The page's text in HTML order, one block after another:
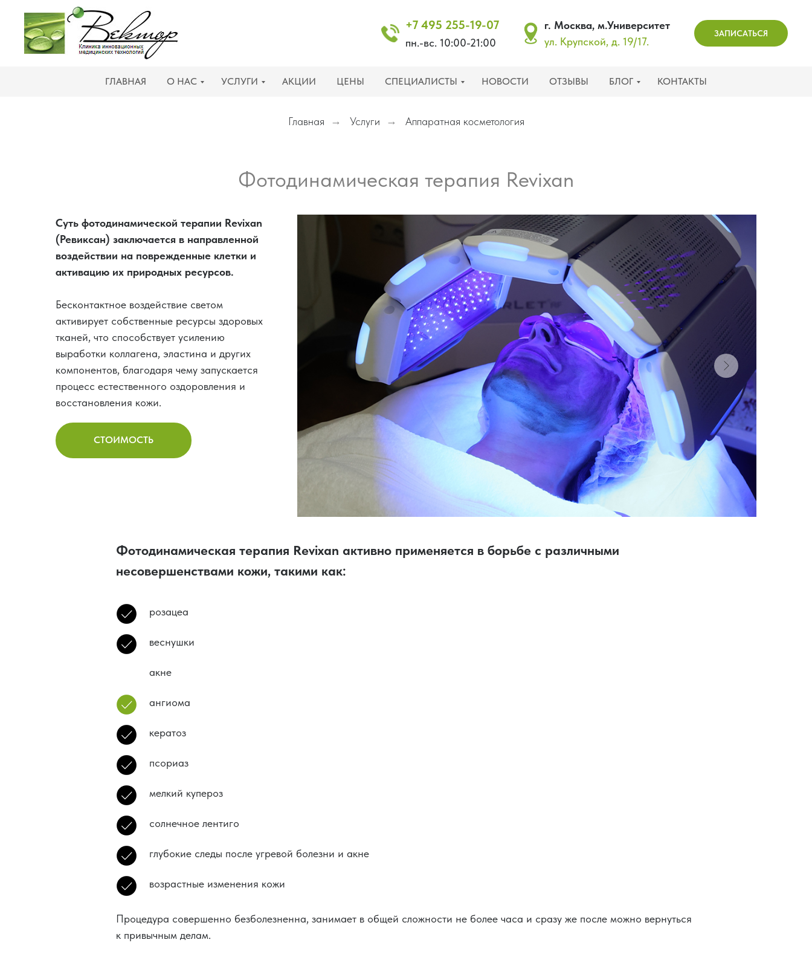
+7 495 255-19-07
пн.-вс. 10:00-21:00
г. Москва, м.Университет
ул. Крупской, д. 19/17.
ЗАПИСАТЬСЯ
ГЛАВНАЯ О НАС УСЛУГИ АКЦИИ ЦЕНЫ СПЕЦИАЛИСТЫ НОВОСТИ ОТЗЫВЫ БЛОГ КОНТАКТЫ
Главная → Услуги → Аппаратная косметология
Фотодинамическая терапия Revixan
Суть фотодинамической терапии Revixan
(Ревиксан) заключается в направленной
воздействии на поврежденные клетки и
активацию их природных ресурсов.
Бесконтактное воздействие светом
активирует собственные ресурсы здоровых
тканей, что способствует усилению
выработки коллагена, эластина и других
компонентов, благодаря чему запускается
процесс естественного оздоровления и
восстановления кожи.
СТОИМОСТЬ
Фотодинамическая терапия Revixan активно применяется в борьбе с различными
несовершенствами кожи, такими как:
розацеа
веснушки
акне
ангиома
кератоз
псориаз
мелкий купероз
солнечное лентиго
глубокие следы после угревой болезни и акне
возрастные изменения кожи
Процедура совершенно безболезненна, занимает в общей сложности не более часа и сразу же после можно вернуться
к привычным делам.